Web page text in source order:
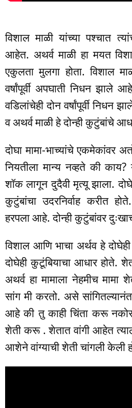
विशाल माळी यांच्या पश्चात
आहेत. अथर्व माळी हा मयत
एकुलता मुलगा होता. विशाल
वर्षांपूर्वी अपघाती निधन झाले
वडिलांचेही दोन वर्षांपूर्वी निधन
व अथर्व माळी हे दोन्ही कुटुंबांचे
दोघा मामा-भाच्यांचे एकमेकांवर
नियतीला मान्य नव्हते की काय?
शॉक लागून दुदैवी मृत्यू झाला.
कुटुंबांचा उदरनिर्वाह करीत
हरपला आहे. दोन्ही कुटुंबांवर
विशाल आणि भाचा अर्थव हे
दोघेही कुटूंबियाचा आधार होते.
अथर्व हा मामाला नेहमीच
सांग मी करतो. असे
आहे की तु काही चिंता करू नकोस
शेती करू . शेतात वांगी आहेत
आशेने वांग्याची शेती चांगली केली